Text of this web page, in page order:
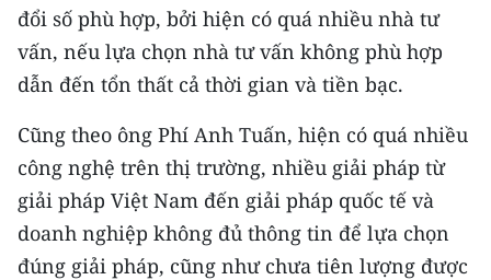
Nguyên
Đông Nam Bộ
Chuyên trang Hà Nội
Chuyên trang TP. Hồ Chí Minh
CHUYÊN ĐỀ
đổi số phù hợp, bởi hiện có quá nhiều nhà tư
vấn, nếu lựa chọn nhà tư vấn không phù hợp
dẫn đến tổn thất cả thời gian và tiền bạc.
Cũng theo ông Phí Anh Tuấn, hiện có quá nhiều
công nghệ trên thị trường, nhiều giải pháp từ
giải pháp Việt Nam đến giải pháp quốc tế và
doanh nghiệp không đủ thông tin để lựa chọn
đúng giải pháp, cũng như chưa tiên lượng được